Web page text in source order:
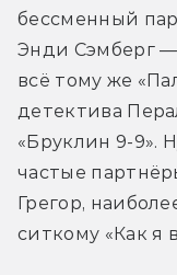
бессменный
Энди Сэмберг
всё тому же
детектива
«Бруклин 9-9».
частые
Грегор,
ситкому «Как я